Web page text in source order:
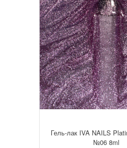
Гель-лак IVA NAILS
№06 8ml